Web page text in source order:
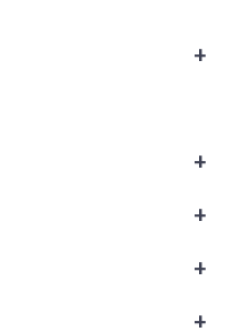
+
+
+
+
+